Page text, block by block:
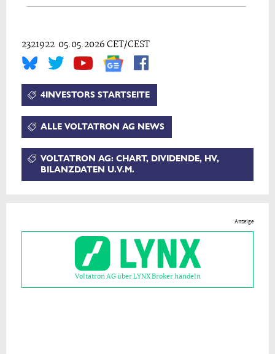
2321922 05.05.2026 CET/CEST
4INVESTORS STARTSEITE
ALLE VOLTATRON AG NEWS
VOLTATRON AG: CHART, DIVIDENDE, HV,
BILANZDATEN U.V.M.
Anzeige
Voltatron AG über LYNX Broker handeln